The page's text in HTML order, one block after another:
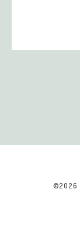
©2026